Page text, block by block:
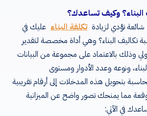
وكيف تساعدك؟
تؤدي لزيادة تكلفة البناء عليك في
تكاليف البناء؟ وهي أداة مخصصة لتقدير
وذلك بالاعتماد على مجموعة من البيانات
ونوعه وعدد الأدوار ومستوى
بتحويل هذه المدخلات إلى أرقام تقريبية
مما يمنحك تصور واضح عن الميزانية
في الآتي: